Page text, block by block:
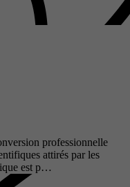
professionnelle
attirés par les
est p…